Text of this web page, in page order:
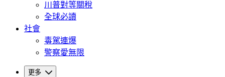
川普對等關稅
全球必讀
社會
毒駕連爆
警察愛無限
更多